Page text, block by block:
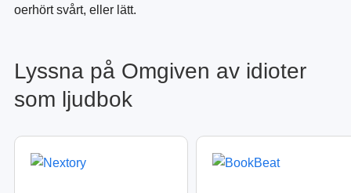
oerhört svårt, eller lätt.
Lyssna på Omgiven av idioter
som ljudbok